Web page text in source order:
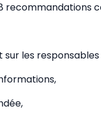
recommandations
les responsables